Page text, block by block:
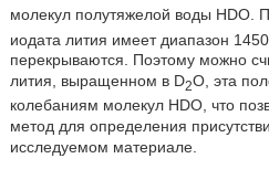
молекул полутяжелой воды HDO.
иодата лития имеет диапазон
перекрываются. Поэтому можно
лития, выращенном в D2O, эта
колебаниям молекул HDO, что
метод для определения
исследуемом материале.